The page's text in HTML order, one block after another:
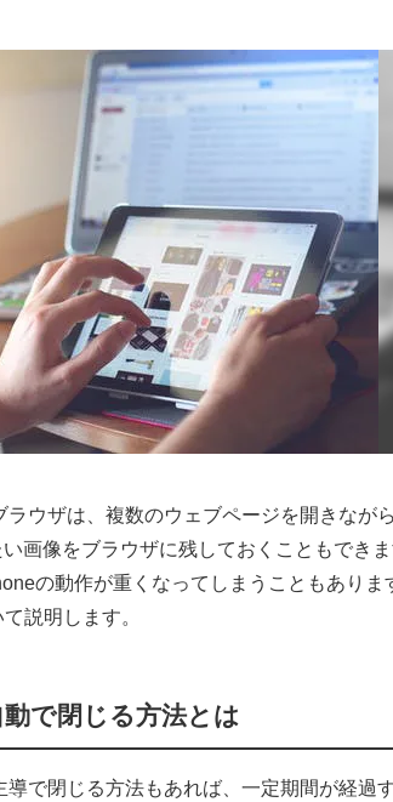
ウザは、複数のウェブページを開きなが
画像をブラウザに残しておくこともでき
の動作が重くなってしまうこともありま
説明します。
で閉じる方法とは
で閉じる方法もあれば、一定期間が経過